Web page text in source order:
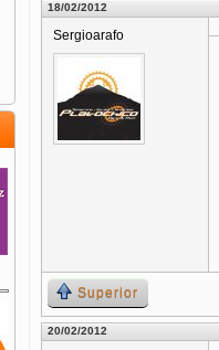
18/02/2012
Sergioarafo
Superior
20/02/2012